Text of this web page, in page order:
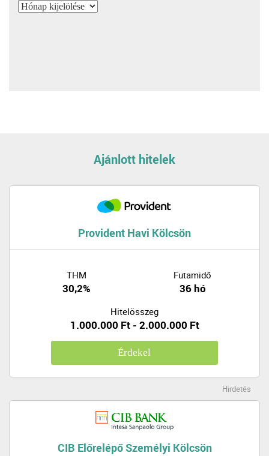
Archívum
Ajánlott hitelek
Provident Havi Kölcsön
THM
30,2%
Futamidő
36 hó
Hitelösszeg
1.000.000 Ft - 2.000.000 Ft
Érdekel
Hirdetés
CIB Előrelépő Személyi Kölcsön